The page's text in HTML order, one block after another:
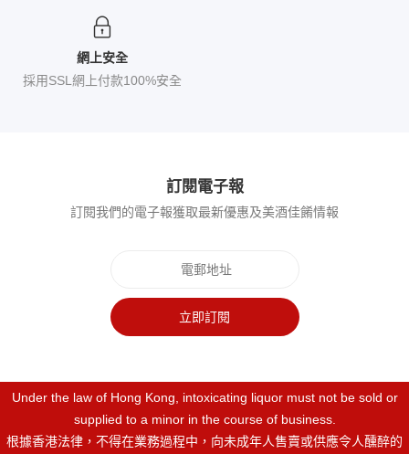
網上安全
採用SSL網上付款100%安全
訂閱電子報
訂閱我們的電子報獲取最新優惠及美酒佳餚情報
立即訂閱
Under the law of Hong Kong, intoxicating liquor must not be sold or
supplied to a minor in the course of business.
根據香港法律，不得在業務過程中，向未成年人售賣或供應令人醺醉的